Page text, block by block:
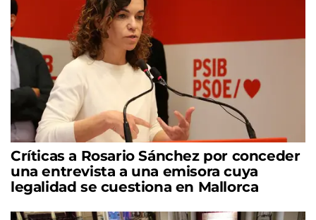
Críticas a Rosario Sánchez por conceder
una entrevista a una emisora cuya
legalidad se cuestiona en Mallorca